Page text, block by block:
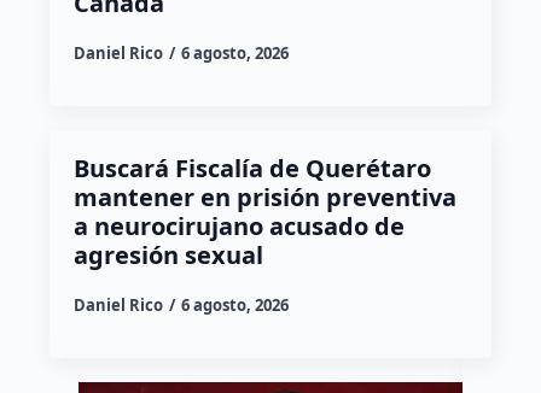
Daniel Rico 6 agosto, 2026
Buscará Fiscalía de Querétaro
mantener en prisión preventiva
a neurocirujano acusado de
agresión sexual
Daniel Rico 6 agosto, 2026